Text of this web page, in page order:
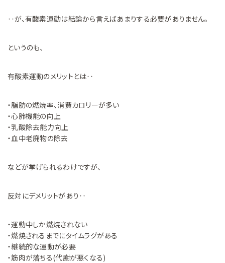
‥が、有酸素運動は結論から言えばあまりする必要がありません。
というのも、
有酸素運動のメリットとは‥
・脂肪の燃焼率、消費カロリーが多い
・心肺機能の向上
・乳酸除去能力向上
・血中老廃物の除去
などが挙げられるわけですが、
反対にデメリットがあり‥
・運動中しか燃焼されない
・燃焼されるまでにタイムラグがある
・継続的な運動が必要
・筋肉が落ちる(代謝が悪くなる)